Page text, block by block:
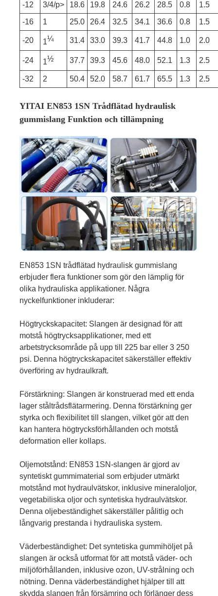
-12 3/4/p> 18.6 19.8 24.6 26.2 28.5 0.8 1.5
-16 1 25.0 26.4 32.5 34.1 36.6 0.8 1.5
-20 1¼ 31.4 33.0 39.3 41.7 44.8 1.0 2.0
-24 1½ 37.7 39.3 45.6 48.0 52.1 1.3 2.5
-32 2 50.4 52.0 58.7 61.7 65.5 1.3 2.5
YITAI EN853 1SN Trådflätad hydraulisk
gummislang Funktion och tillämpning
EN853 1SN trådflätad hydraulisk gummislang
erbjuder flera funktioner som gör den lämplig för
olika hydrauliska applikationer. Några
nyckelfunktioner inkluderar:
Högtryckskapacitet: Slangen är designad för att
motstå högtrycksapplikationer, med ett
arbetstrycksområde på upp till 225 bar eller 3 250
psi. Denna högtryckskapacitet säkerställer effektiv
överföring av hydraulkraft.
Förstärkning: Slangen är konstruerad med ett enda
lager ståltrådsflätarmering. Denna förstärkning ger
styrka och flexibilitet till slangen, vilket gör att den
kan hantera högtrycksförhållanden och motstå
deformation eller kollaps.
Oljemotstånd: EN853 1SN-slangen är gjord av
syntetiskt gummimaterial som erbjuder utmärkt
motstånd mot hydraulvätskor, inklusive mineraloljor,
vegetabiliska oljor och syntetiska hydraulvätskor.
Denna oljebeständighet säkerställer pålitlig och
långvarig prestanda i hydrauliska system.
Väderbeständighet: Det syntetiska gummihöljet på
slangen är också utformat för att motstå väder- och
miljöförhållanden, inklusive ozon, UV-strålning och
nötning. Denna väderbeständighet hjälper till att
skydda slangen från försämring och förlänger dess